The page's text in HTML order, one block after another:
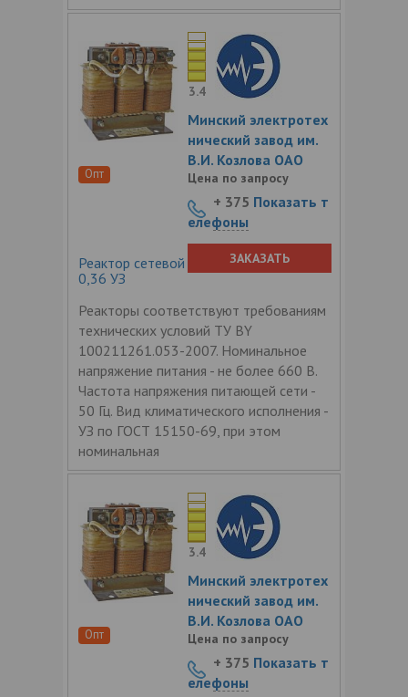
Опт
Реактор сетевой трехфазный РТСС-60-
0,36 УЗ
Реакторы соответствуют требованиям
технических условий ТУ BY
100211261.053-2007. Номинальное
напряжение питания - не более 660 В.
Частота напряжения питающей сети -
50 Гц. Вид климатического исполнения -
УЗ по ГОСТ 15150-69, при этом
номинальная
3.4
Минский электротех
нический завод им.
В.И. Козлова ОАО
Цена по запросу
+ 375 Показать т
елефоны
ЗАКАЗАТЬ
Опт
3.4
Минский электротех
нический завод им.
В.И. Козлова ОАО
Цена по запросу
+ 375 Показать т
елефоны